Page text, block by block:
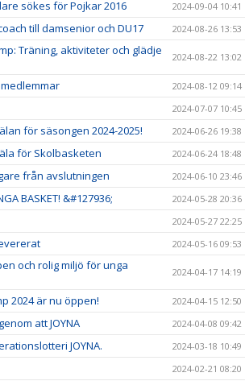
sökes för Pojkar 2016 2024-09-04 10:41
till damsenior och DU17 2024-08-26 13:53
Träning, aktiviteter och glädje
2024-08-22 13:02
2024-08-12 09:14
2024-07-07 10:45
för säsongen 2024-2025! 2024-06-26 19:38
för Skolbasketen 2024-06-24 18:48
från avslutningen 2024-06-10 23:46
BASKET! &#127936; 2024-05-28 20:36
2024-05-27 22:25
2024-05-16 09:53
och rolig miljö för unga
2024-04-17 14:19
2024 är nu öppen! 2024-04-15 12:50
att JOYNA 2024-04-08 09:42
JOYNA. 2024-03-18 10:49
2024-02-21 08:20